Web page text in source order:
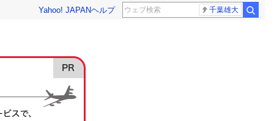
Yahoo! JAPANヘルプ 千葉雄大